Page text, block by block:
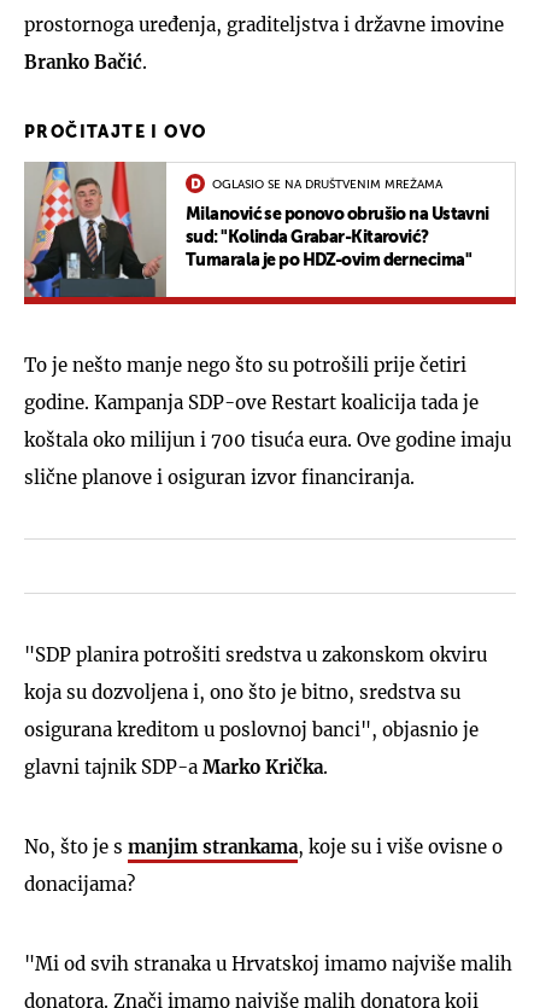
prostornoga uređenja, graditeljstva i državne imovine
Branko Bačić.
PROČITAJTE I OVO
OGLASIO SE NA DRUŠTVENIM MREŽAMA
Milanović se ponovo obrušio na Ustavni
sud: "Kolinda Grabar-Kitarović?
Tumarala je po HDZ-ovim dernecima"
To je nešto manje nego što su potrošili prije četiri
godine. Kampanja SDP-ove Restart koalicija tada je
koštala oko milijun i 700 tisuća eura. Ove godine imaju
slične planove i osiguran izvor financiranja.
"SDP planira potrošiti sredstva u zakonskom okviru
koja su dozvoljena i, ono što je bitno, sredstva su
osigurana kreditom u poslovnoj banci", objasnio je
glavni tajnik SDP-a Marko Krička.
No, što je s manjim strankama, koje su i više ovisne o
donacijama?
"Mi od svih stranaka u Hrvatskoj imamo najviše malih
donatora. Znači imamo najviše malih donatora koji